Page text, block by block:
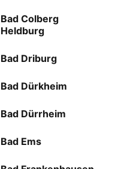
Bad Colberg
Heldburg
Bad Driburg
Bad Dürkheim
Bad Dürrheim
Bad Ems